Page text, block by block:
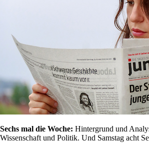
Sechs mal die Woche: Hintergrund und
Wissenschaft und Politik. Und Samstag acht